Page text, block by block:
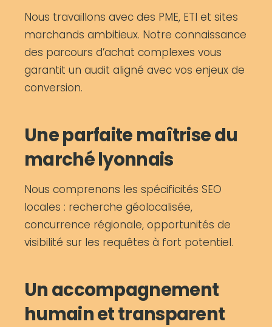
Nous travaillons avec des PME, ETI et sites
marchands ambitieux. Notre connaissance
des parcours d’achat complexes vous
garantit un audit aligné avec vos enjeux de
conversion.
Une parfaite maîtrise du
marché lyonnais
Nous comprenons les spécificités SEO
locales : recherche géolocalisée,
concurrence régionale, opportunités de
visibilité sur les requêtes à fort potentiel.
Un accompagnement
humain et transparent